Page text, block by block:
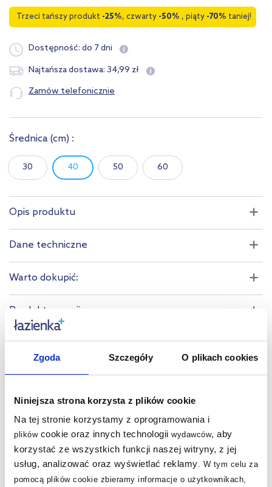
Zgoda Szczegóły O plikach cookies
Niniejsza strona korzysta z plików cookie
Na tej stronie korzystamy z oprogramowania i
plikówcookie oraz innych technologii wydawców, aby
korzystać ze wszystkich funkcji naszej witryny, z jej
usług, analizować oraz wyświetlać reklamy. W tym celu za
pomocą plików cookie zbieramy informacje o użytkownikach,
Trzeci tańszy produkt -25%, czwarty -50% , piąty -70% taniej!
Dostępność: do 7 dni
Najtańsza dostawa: 34,99 zł
Zamów telefonicznie
Średnica (cm) :
30 40 50 60
Opis produktu
Dane techniczne
Warto dokupić:
Produkty z serii: